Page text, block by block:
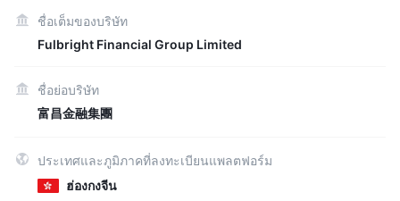
ชื่อเต็มของบริษัท
Fulbright Financial Group Limited
ชื่อย่อบริษัท
富昌金融集團
ประเทศและภูมิภาคที่ลงทะเบียนแพลตฟอร์ม
ฮ่องกงจีน